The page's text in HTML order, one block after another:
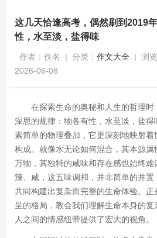
这几天恰逢高考，偶然刷到2019
性，水至淡，盐得味
作者：佚名 | 分类： 作文大全 | 浏
2026-06-08
在探索生命的奥秘和人生的哲理时
深思的规律：物各有性，水至淡，盐
素简单的物理叠加，它更深刻地映射
构成。就像水无论如何混合，其本源属
万物，其独特的咸味和存在感也始终难
辣、咸，这五味调和，并非简单的并置
共同构建出复杂而完整的生命体验。
呈的格局，教会我们理解生命本身的
人之间的情感纽带提供了宏大的视角。